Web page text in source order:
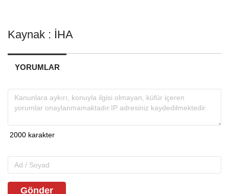
Kaynak : İHA
YORUMLAR
Gönder